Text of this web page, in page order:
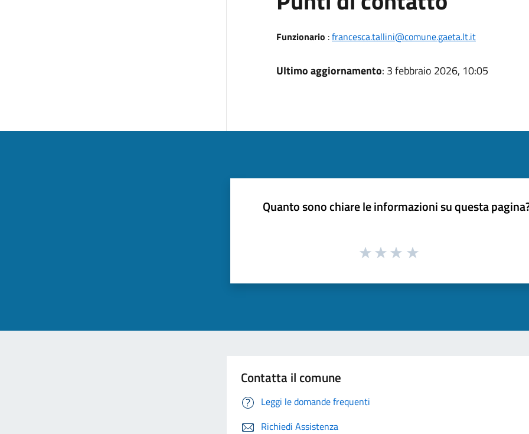
Funzionario :francesca.tallini@comune.gaeta.lt.it
Ultimo aggiornamento: 3 febbraio 2026, 10:05
Quanto sono chiare le informazioni su questa
Contatta il comune
Leggi le domande frequenti
Richiedi Assistenza